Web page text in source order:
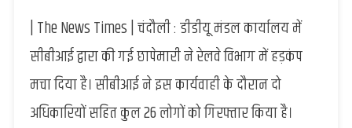
Raid
डीडीयू
मंडल
और
| The News Times | चंदौली : डीडीयू मंडल कार्यालय में
सीबीआई द्वारा की गई छापेमारी ने रेलवे विभाग में हड़कंप
मचा दिया है। सीबीआई ने इस कार्यवाही के दौरान दो
अधिकारियों सहित कुल 26 लोगों को गिरफ्तार किया है।